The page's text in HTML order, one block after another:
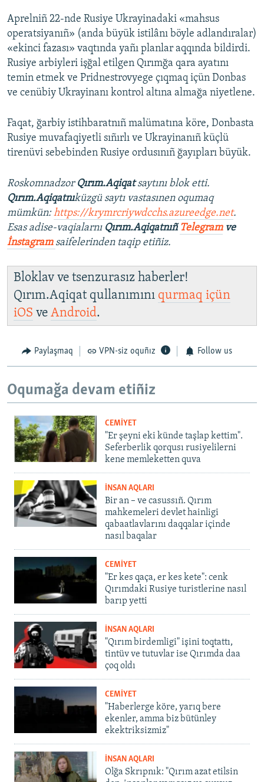
Aprelniñ 22-nde Rusiye Ukrayinadaki «mahsus
operatsiyanıñ» (anda büyük istilânı böyle adlandıralar)
«ekinci fazası» vaqtında yañı planlar aqqında bildirdi.
Rusiye arbiyleri işğal etilgen Qırımğa qara ayatını
temin etmek ve Pridnestrovyege çıqmaq içün Donbas
ve cenübiy Ukrayinanı kontrol altına almağa niyetlene.
Faqat, ğarbiy istihbaratnıñ malümatına köre, Donbasta
Rusiye muvafaqiyetli sıñırlı ve Ukrayinanıñ küçlü
tirenüvi sebebinden Rusiye ordusınıñ ğayıpları büyük.
Roskomnadzor Qırım.Aqiqatsaytını blok etti.
Qırım.Aqiqatnıküzgü saytı vastasınen oqumaq
mümkün:https://krymrcriywdcchs.azureedge.net.
Esas adise-vaqialarnı Qırım.Aqiqatnıñ Telegramve
İnstagram saifelerinden taqip etiñiz.
Bloklav ve tsenzurasız haberler!
Qırım.Aqiqat qullanımını qurmaq içün
iOS ve Android.
Paylaşmaq VPN-siz oquñız Follow us
Oqumağa devam etiñiz
CEMİYET
"Er şeyni eki künde taşlap kettim".
Seferberlik qorqusı rusiyelilerni
kene memleketten quva
İNSAN AQLARI
Bir an – ve casussıñ. Qırım
mahkemeleri devlet hainligi
qabaatlavlarını daqqalar içinde
nasıl baqalar
CEMİYET
"Er kes qaça, er kes kete": cenk
Qırımdaki Rusiye turistlerine nasıl
barıp yetti
İNSAN AQLARI
"Qırım birdemligi" işini toqtattı,
tintüv ve tutuvlar ise Qırımda daa
çoq oldı
CEMİYET
"Haberlerge köre, yarıq bere
ekenler, amma biz bütünley
ekektriksizmiz"
İNSAN AQLARI
Olğa Skrıpnık: "Qırım azat etilsin